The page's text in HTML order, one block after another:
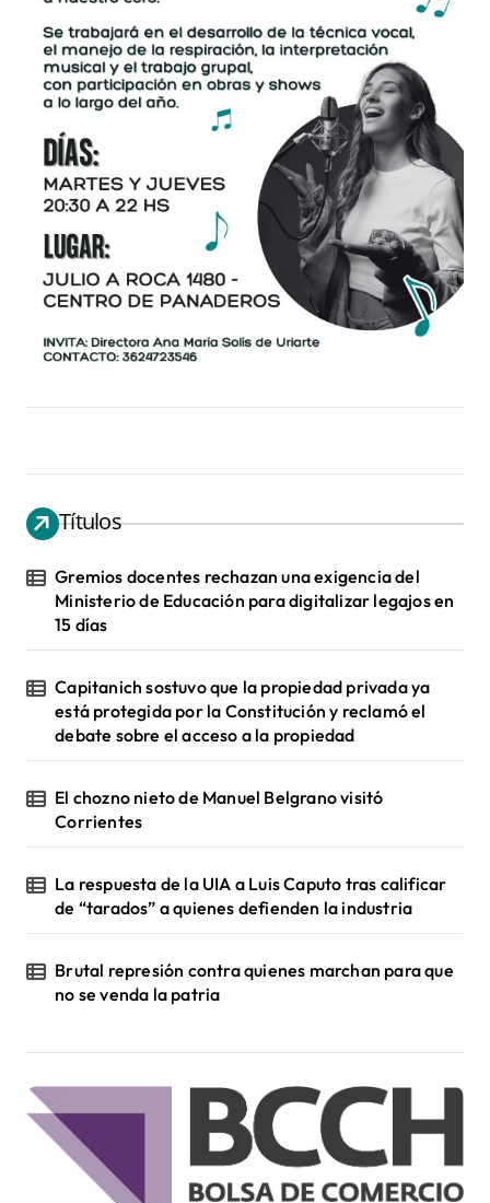
Títulos
Gremios docentes rechazan una exigencia del
Ministerio de Educación para digitalizar legajos en
15 días
Capitanich sostuvo que la propiedad privada ya
está protegida por la Constitución y reclamó el
debate sobre el acceso a la propiedad
El chozno nieto de Manuel Belgrano visitó
Corrientes
La respuesta de la UIA a Luis Caputo tras calificar
de “tarados” a quienes defienden la industria
Brutal represión contra quienes marchan para que
no se venda la patria